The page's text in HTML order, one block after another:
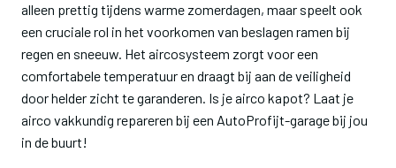
alleen prettig tijdens warme zomerdagen, maar speelt ook
een cruciale rol in het voorkomen van beslagen ramen bij
regen en sneeuw. Het aircosysteem zorgt voor een
comfortabele temperatuur en draagt bij aan de veiligheid
door helder zicht te garanderen. Is je airco kapot? Laat je
airco vakkundig repareren bij een AutoProfijt-garage bij jou
in de buurt!